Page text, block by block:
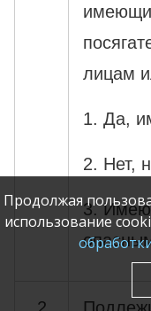
лицам
1. Да,
2. Нет,
3.
2
Продолжая
использование